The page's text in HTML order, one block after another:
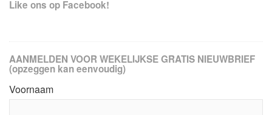
Like ons op Facebook!
AANMELDEN VOOR WEKELIJKSE GRATIS NIEUWBRIEF
(opzeggen kan eenvoudig)
Voornaam